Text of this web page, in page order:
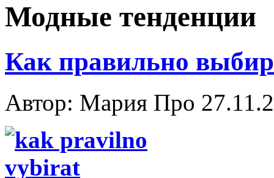
Модные тенденции
Как правильно
Автор: Мария Про